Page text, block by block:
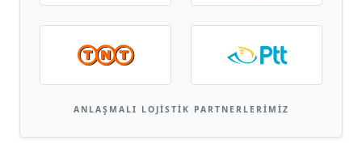
ANLAŞMALI LOJISTIK PARTNERLERIMIZ